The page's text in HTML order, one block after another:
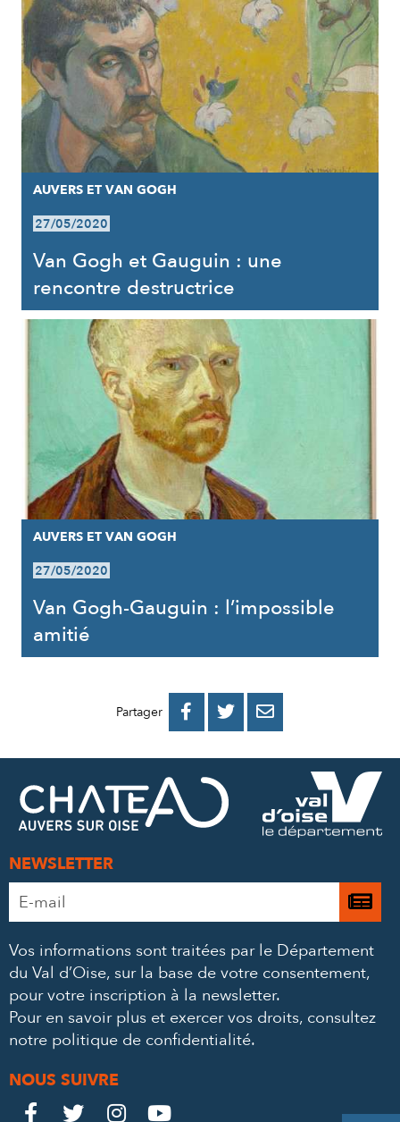
AUVERS ET VAN GOGH
27/05/2020
Van Gogh et Gauguin : une
rencontre destructrice
AUVERS ET VAN GOGH
27/05/2020
Van Gogh-Gauguin : l’impossible
amitié
Partager 
PARTAGER
FACEBOOK
PARTAGER
PARTAGER
MAIL
NEWSLETTER
Adresse
e-
*
Je
à
Vos informations sont traitées par le Département
du Val d’Oise, sur la base de votre consentement,
pour votre inscription à la newsletter.
Pour en savoir plus et exercer vos droits, consultez
notre politique de confidentialité.
NOUS SUIVRE
Le
 Le
 Le
 Le
